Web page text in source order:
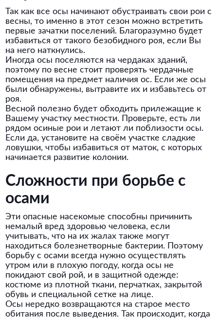
Так как все осы начинают обустраивать свои рои с
весны, то именно в этот сезон можно встретить
первые зачатки поселений. Благоразумно будет
избавиться от такого безобидного роя, если Вы
на него наткнулись.
Иногда осы поселяются на чердаках зданий,
поэтому по весне стоит проверять чердачные
помещения на предмет наличия ос. Если же осы
были обнаружены, вытравите их и избавьтесь от
роя.
Весной полезно будет обходить прилежащие к
Вашему участку местности. Проверьте, есть ли
рядом осиные рои и летают ли поблизости осы.
Если да, установите на своём участке сладкие
ловушки, чтобы избавиться от маток, с которых
начинается развитие колонии.
Сложности при борьбе с
осами
Эти опасные насекомые способны причинить
немалый вред здоровью человека, если
учитывать, что на их жалах также могут
находиться болезнетворные бактерии. Поэтому
борьбу с осами всегда нужно осуществлять
утром или в плохую погоду, когда осы не
покидают свой рой, и в защитной одежде:
костюме из плотной ткани, перчатках, закрытой
обувь и специальной сетке на лице.
Осы нередко возвращаются на старое место
обитания после выведения. Так происходит, когда